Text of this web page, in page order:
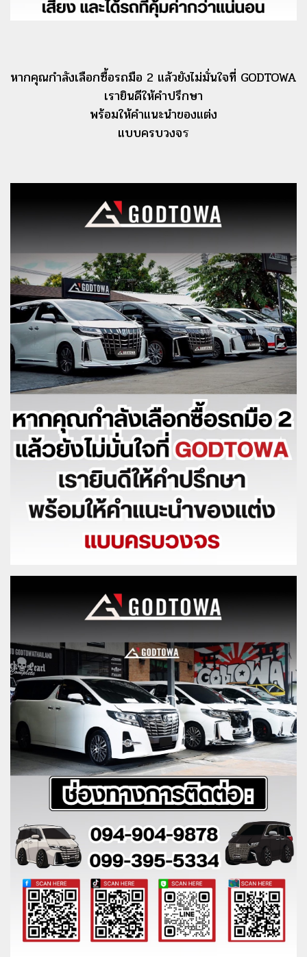
หากคุณกําลังเลือกซื้อรถมือ 2 แล้วยังไม่มั่นใจที่ GODTOWA
เรายินดีให้คําปรึกษา
พร้อมให้คําแนะนําของแต่ง
แบบครบวงจร